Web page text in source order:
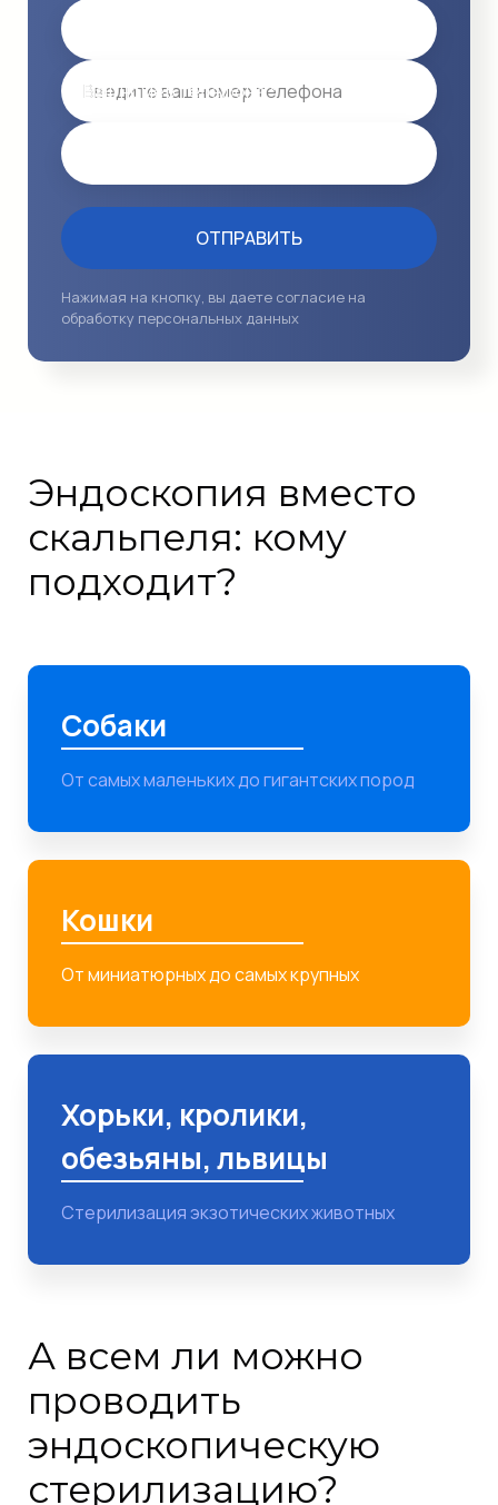
Ваш номер телефона *
ОТПРАВИТЬ
Нажимая на кнопку, вы даете согласие на
обработку персональных данных
Эндоскопия вместо
скальпеля: кому
подходит?
Собаки
От самых маленьких до гигантских пород
Кошки
От миниатюрных до самых крупных
Хорьки, кролики,
обезьяны, львицы
Стерилизация экзотических животных
А всем ли можно
проводить
эндоскопическую
стерилизацию?